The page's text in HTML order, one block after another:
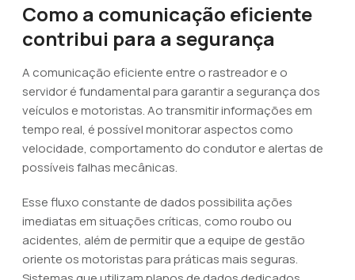
Como a comunicação eficiente
contribui para a segurança
A comunicação eficiente entre o rastreador e o
servidor é fundamental para garantir a segurança dos
veículos e motoristas. Ao transmitir informações em
tempo real, é possível monitorar aspectos como
velocidade, comportamento do condutor e alertas de
possíveis falhas mecânicas.
Esse fluxo constante de dados possibilita ações
imediatas em situações críticas, como roubo ou
acidentes, além de permitir que a equipe de gestão
oriente os motoristas para práticas mais seguras.